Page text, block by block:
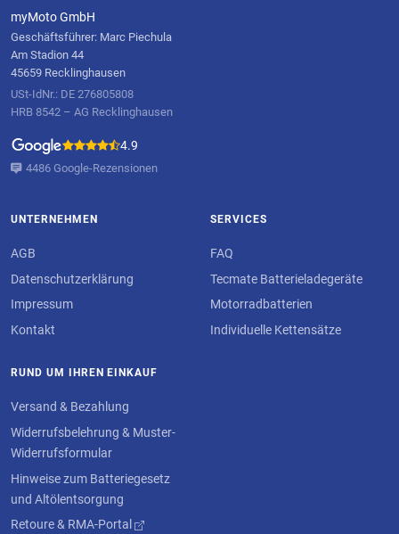
myMoto GmbH
Geschäftsführer: Marc Piechula
Am Stadion 44
45659 Recklinghausen
USt-IdNr.: DE 276805808
HRB 8542 – AG Recklinghausen
4.9
4486 Google-Rezensionen
UNTERNEHMEN
AGB
Datenschutzerklärung
Impressum
Kontakt
SERVICES
FAQ
Tecmate Batterieladegeräte
Motorradbatterien
Individuelle Kettensätze
RUND UM IHREN EINKAUF
Versand & Bezahlung
Widerrufsbelehrung & Muster-
Widerrufsformular
Hinweise zum Batteriegesetz
und Altölentsorgung
Retoure & RMA-Portal